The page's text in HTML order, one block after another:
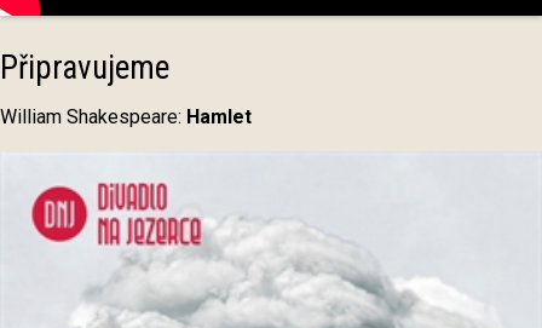
Připravujeme
William Shakespeare: Hamlet